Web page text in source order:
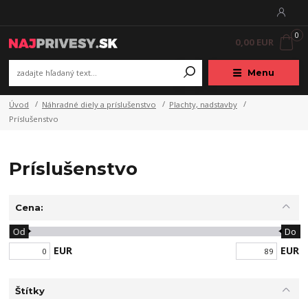
Menu
0
0,00 EUR
Úvod Náhradné diely a príslušenstvo
Plachty, nadstavby
Príslušenstvo
Príslušenstvo
Cena:
EUR
Od Do
EUR
Štítky